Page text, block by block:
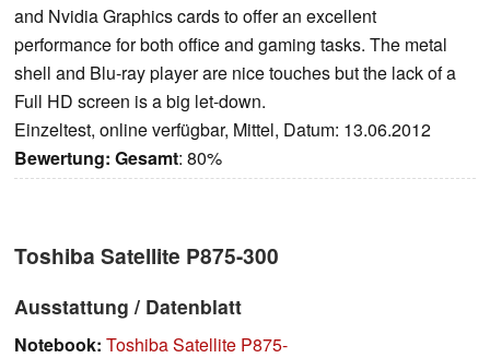
and Nvidia Graphics cards to offer an excellent
performance for both office and gaming tasks. The metal
shell and Blu-ray player are nice touches but the lack of a
Full HD screen is a big let-down.
Einzeltest, online verfügbar, Mittel, Datum: 13.06.2012
Bewertung: Gesamt: 80%
Toshiba Satellite P875-300
Ausstattung / Datenblatt
Notebook: Toshiba Satellite P875-